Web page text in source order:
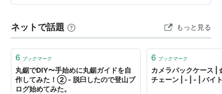
してしまうと思うのだった。やっぱり、自作のモノは本
ばし機（大型カメラで撮影したフィルムからプリントす
る装置）を乗せる為に作ったので、異常な…
ネットで話題 もっと見る
6 ブックマーク
丸鋸でDIY〜手始めに丸鋸ガイドを自
作してみた！② - 脱臼したので登山ブ
ログ始めてみた。
6 ブックマーク
カメラバックケース |
チェーン | - | - | バイ